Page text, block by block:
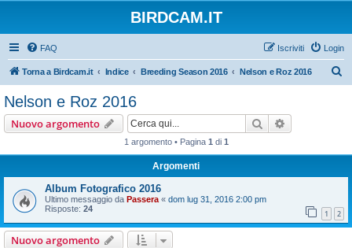
BIRDCAM.IT
FAQ Login
Iscriviti
Torna a Birdcam.it Indice Breeding Season 2016 Nelson e Roz 2016
Nelson e Roz 2016
Nuovo argomento Cerca
1 argomento • Pagina 1 di 1
Argomenti
Album Fotografico 2016
Ultimo messaggio da Passera « dom lug 31, 2016 2:00 pm
Risposte: 24 1 2
Nuovo argomento